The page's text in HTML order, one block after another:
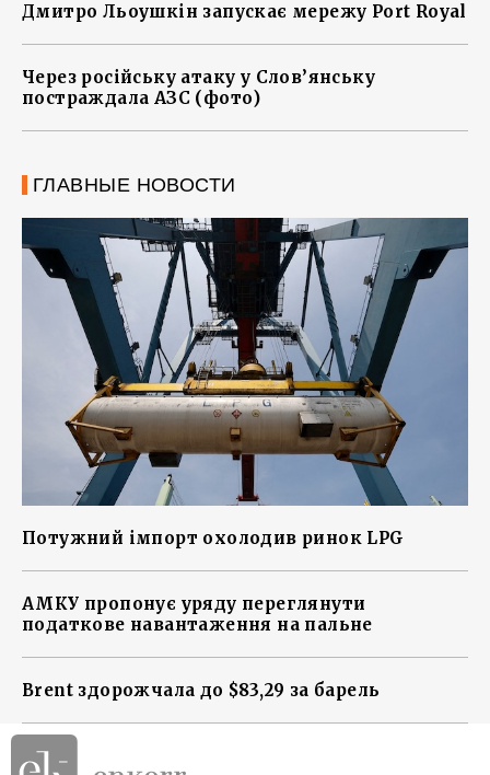
Дмитро Льоушкін запускає мережу Port Royal
Через російську атаку у Слов’янську
постраждала АЗС (фото)
ГЛАВНЫЕ НОВОСТИ
Потужний імпорт охолодив ринок LPG
АМКУ пропонує уряду переглянути
податкове навантаження на пальне
Brent здорожчала до $83,29 за барель